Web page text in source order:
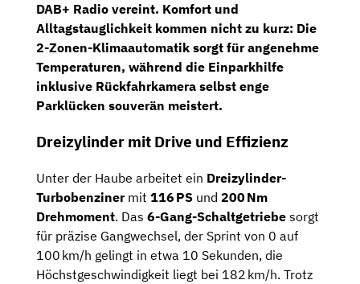
DAB+ Radio vereint. Komfort und
Alltagstauglichkeit kommen nicht zu kurz: Die
2-Zonen-Klimaautomatik sorgt für angenehme
Temperaturen, während die Einparkhilfe
inklusive Rückfahrkamera selbst enge
Parklücken souverän meistert.
Dreizylinder mit Drive und Effizienz
Unter der Haube arbeitet ein Dreizylinder-
Turbobenzinermit 116 PS und 200 Nm
Drehmoment. Das 6-Gang-Schaltgetriebe sorgt
für präzise Gangwechsel, der Sprint von 0 auf
100 km/h gelingt in etwa 10 Sekunden, die
Höchstgeschwindigkeit liegt bei 182 km/h. Trotz